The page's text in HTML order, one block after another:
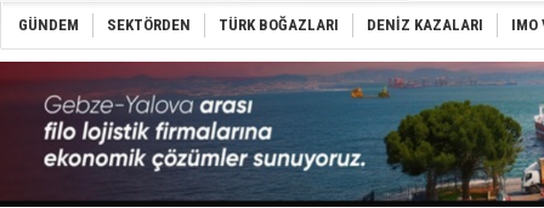
TÜRKLİM
SOCAR da
D-Marin,
Van’da
GÜNDEM SEKTÖRDEN TÜRK BOĞAZLARI DENİZ KAZALARI IMO